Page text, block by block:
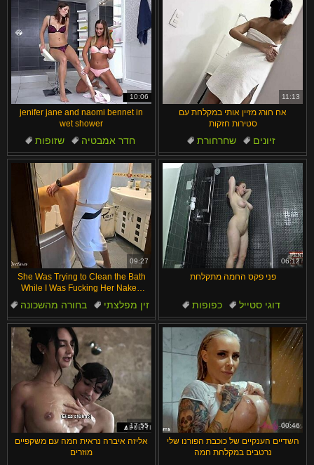
10:06
jenifer jane and naomi bennet in
wet shower
שזופות
חדר אמבטיה
ליקוק כוס
כוס מאהבים
11:13
אח חורג מזיין אותי במקלחת עם
סטירות חזקות
שחרחורת
זיונים
תוצרת בית
עיניים חומות
ליקוק
09:27
She Was Trying to Clean the Bath
While I Was Fucking Her Naked
Big Cock Amateurs Tanned Small
Waist Moaning
בחורה מהשכונה
זין מפלצתי
דוגי סטייל
אמבטיה
ציצים טבעיים
06:12
פני פקס החמה מתקלחת
כפופות
דוגי סטייל
ציצים טבעיים
אצבעות
פעירה
17:55
אליזה איברה נראית חמה עם משקפיים
מוזרים
00:46
השדיים הענקיים של כוכבת הפורנו שלי
נרטבים במקלחת חמה